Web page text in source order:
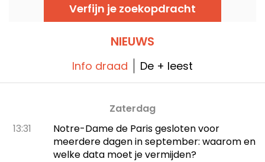
Verfijn je zoekopdracht
NIEUWS
Info draad De + leest
Zaterdag
13:31
Notre-Dame de Paris gesloten voor
meerdere dagen in september: waarom en
welke data moet je vermijden?